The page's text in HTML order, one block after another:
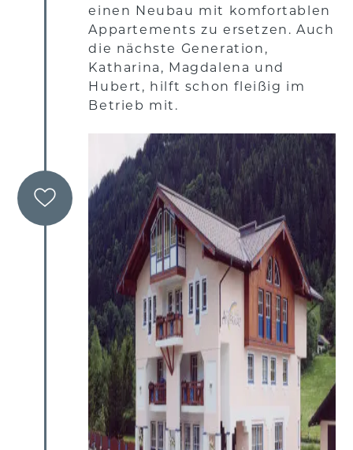
einen Neubau mit komfortablen
Appartements zu ersetzen. Auch
die nächste Generation,
Katharina, Magdalena und
Hubert, hilft schon fleißig im
Betrieb mit.